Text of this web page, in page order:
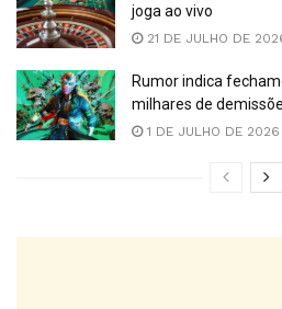
joga ao vivo
21 DE JULHO DE
Rumor indica
milhares de
1 DE JULHO DE 2026